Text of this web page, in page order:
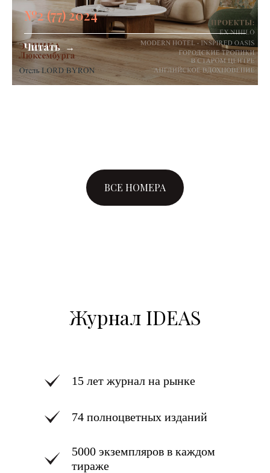
№2 (77) 2024
Читать
ВСЕ НОМЕРА
15 лет журнал на рынке
74 полноцветных изданий
5000 экземпляров в каждом
тираже
Журнал IDEAS